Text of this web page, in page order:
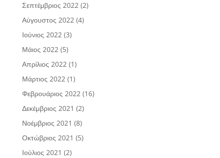
Σεπτέμβριος 2022(2)
Αύγουστος 2022(4)
Ιούνιος 2022(3)
Μάιος 2022(5)
Απρίλιος 2022(1)
Μάρτιος 2022(1)
Φεβρουάριος 2022(16)
Δεκέμβριος 2021 (2)
Νοέμβριος 2021 (8)
Οκτώβριος 2021 (5)
Ιούλιος 2021 (2)